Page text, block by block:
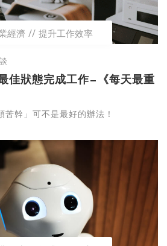
經濟 提升工作效率
佳狀態完成工作—《每天最重
幹」可不是最好的辦法！